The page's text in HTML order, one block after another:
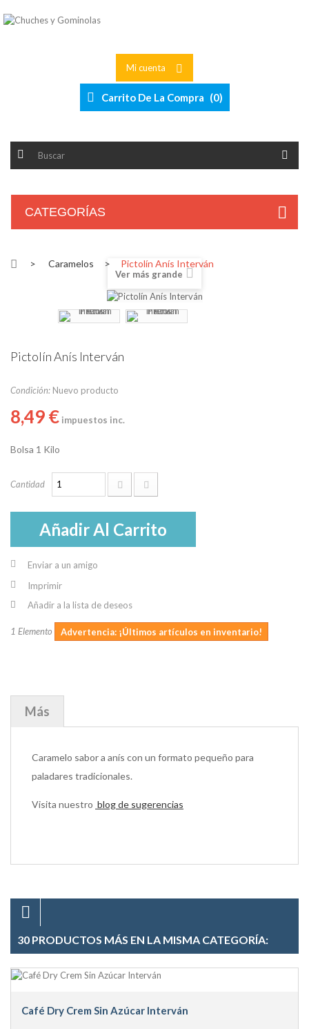
Mi cuenta
Carrito De La Compra (0)
CATEGORÍAS
> Caramelos > Pictolín Anís Interván
Ver más grande
Pictolín Anís Interván
Condición: Nuevo producto
8,49 € impuestos inc.
Bolsa 1 Kilo
Cantidad
Añadir Al Carrito
Enviar a un amigo
Imprimir
Añadir a la lista de deseos
1 Elemento Advertencia: ¡Últimos artículos en inventario!
Más
Caramelo sabor a anís con un formato pequeño para
paladares tradicionales.
Visita nuestro blog de sugerencias
30 PRODUCTOS MÁS EN LA MISMA CATEGORÍA:
Café Dry Crem Sin Azúcar Interván